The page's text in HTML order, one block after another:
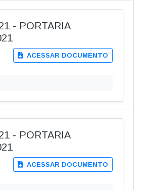
- PORTARIA
ACESSAR DOCUMENTO
- PORTARIA
ACESSAR DOCUMENTO